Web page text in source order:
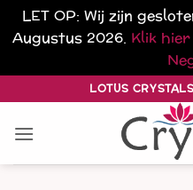
LET OP: Wij zijn
Augustus 2026. Klik
naar
inhoud
LOTUS